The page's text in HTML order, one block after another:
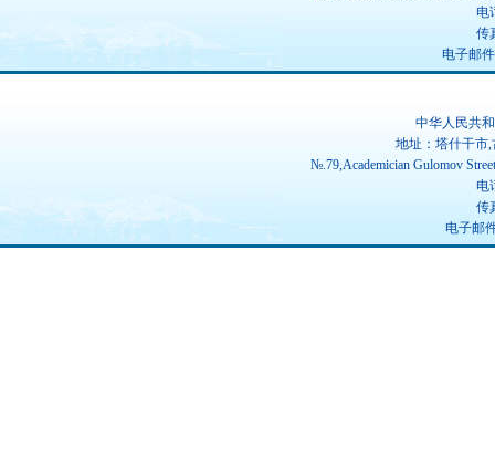
电
传
电子邮件
中华人民共
地址：塔什干市
№.79,Academician Gulomov
电
传
电子邮